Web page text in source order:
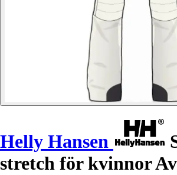
Helly Hansen
stretch för kvinnor